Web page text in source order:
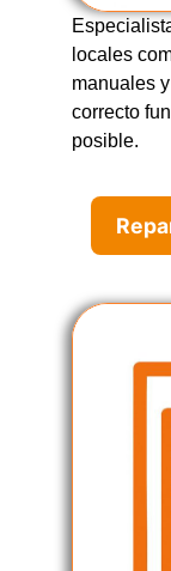
locales
manuales
correcto
posible.